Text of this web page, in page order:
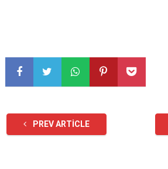
PREV ARTICLE